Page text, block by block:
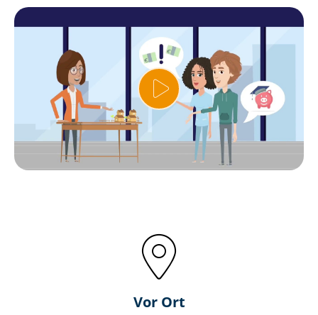
Vor Ort